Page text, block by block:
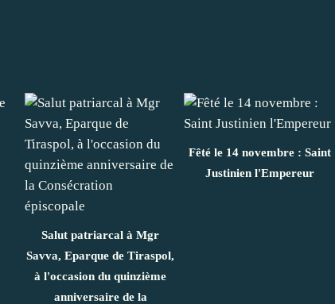
Salut patriarcal à Mgr
Savva, Eparque de Tiraspol,
à l'occasion du quinzième
anniversaire de la
Fêté le 14 novembre : Saint
Justinien l'Empereur